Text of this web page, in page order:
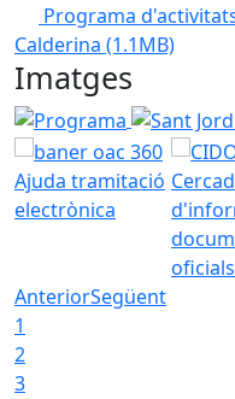
Programa
Calderina (1.1MB)
Imatges
Programa Sant Jordi
Ajuda tramitació
electrònica
oficials
AnteriorSegüent
1
2
3